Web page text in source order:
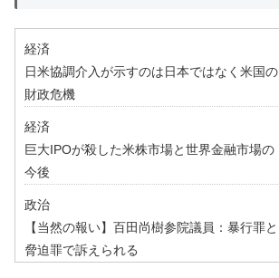
経済
日米協調介入が示すのは日本ではなく米国の
財政危機
経済
巨大IPOが殺した米株市場と世界金融市場の
今後
政治
【当然の報い】百田尚樹参院議員：暴行罪と
脅迫罪で訴えられる